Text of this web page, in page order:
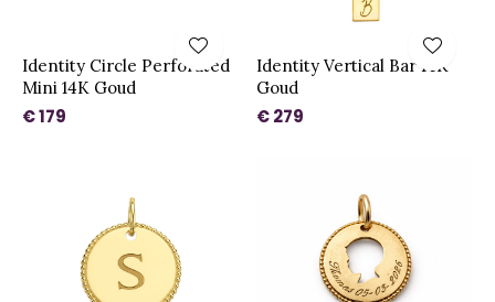
Identity Circle Perforated
Mini 14K Goud
€ 179
Identity Vertical Bar 14K
Goud
€ 279